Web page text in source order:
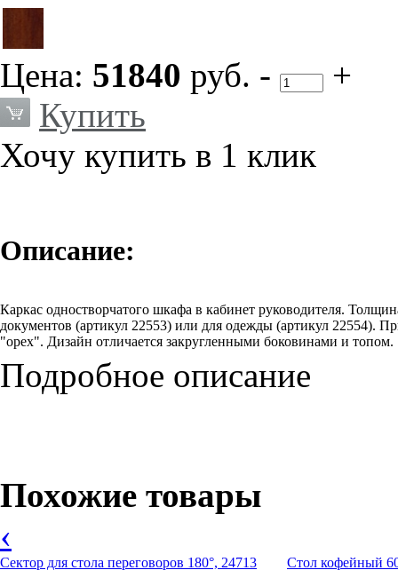
Цена: 51840 руб. -
+
Купить
Хочу купить в 1 клик
Описание:
Каркас одностворчатого шкафа в кабинет руководителя.
документов (артикул 22553) или для одежды (артикул
"орех". Дизайн отличается закругленными боковинами и топом.
Подробное описание
Похожие товары
‹
Сектор для стола переговоров 180°, 24713 Стол кофейный